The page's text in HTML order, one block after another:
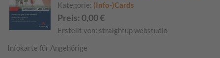
Kategorie: (Info-)Cards
Preis: 0,00€
Erstellt von: straightup webstudio
Infokarte für Angehörige